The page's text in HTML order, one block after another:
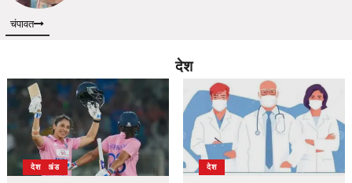
चंपावत
देश
उत्तराखंड
देश देश